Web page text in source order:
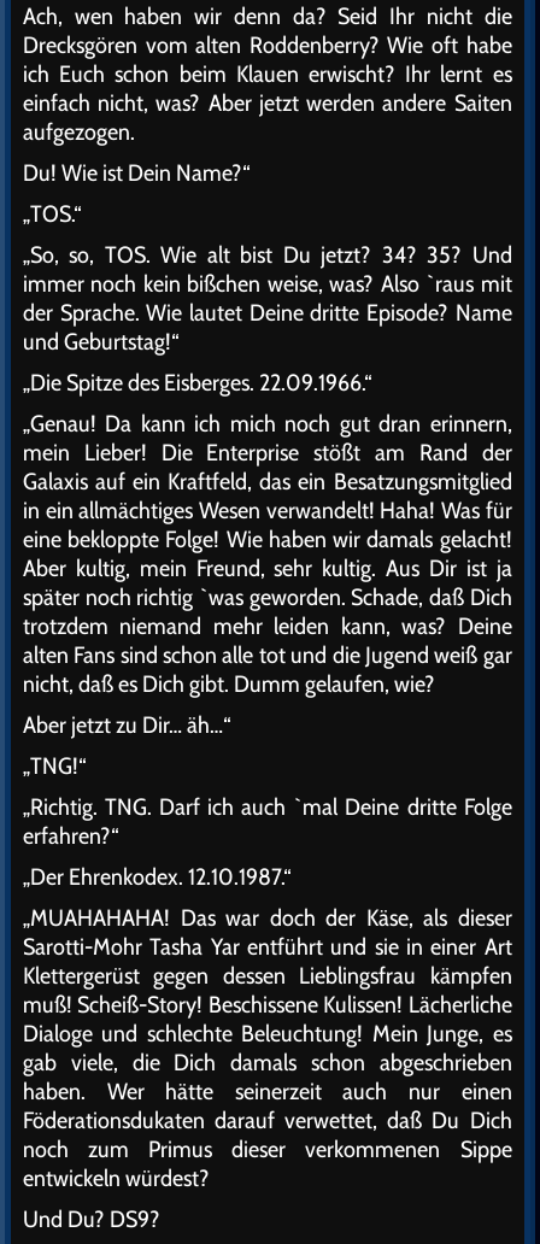
Ach, wen haben wir denn da? Seid Ihr nicht die
Drecksgören vom alten Roddenberry? Wie oft habe
ich Euch schon beim Klauen erwischt? Ihr lernt es
einfach nicht, was? Aber jetzt werden andere Saiten
aufgezogen.
Du! Wie ist Dein Name?“
„TOS.“
„So, so, TOS. Wie alt bist Du jetzt? 34? 35? Und
immer noch kein bißchen weise, was? Also `raus mit
der Sprache. Wie lautet Deine dritte Episode? Name
und Geburtstag!“
„Die Spitze des Eisberges. 22.09.1966.“
„Genau! Da kann ich mich noch gut dran erinnern,
mein Lieber! Die Enterprise stößt am Rand der
Galaxis auf ein Kraftfeld, das ein Besatzungsmitglied
in ein allmächtiges Wesen verwandelt! Haha! Was für
eine bekloppte Folge! Wie haben wir damals gelacht!
Aber kultig, mein Freund, sehr kultig. Aus Dir ist ja
später noch richtig `was geworden. Schade, daß Dich
trotzdem niemand mehr leiden kann, was? Deine
alten Fans sind schon alle tot und die Jugend weiß gar
nicht, daß es Dich gibt. Dumm gelaufen, wie?
Aber jetzt zu Dir… äh…“
„TNG!“
„Richtig. TNG. Darf ich auch `mal Deine dritte Folge
erfahren?“
„Der Ehrenkodex. 12.10.1987.“
„MUAHAHAHA! Das war doch der Käse, als dieser
Sarotti-Mohr Tasha Yar entführt und sie in einer Art
Klettergerüst gegen dessen Lieblingsfrau kämpfen
muß! Scheiß-Story! Beschissene Kulissen! Lächerliche
Dialoge und schlechte Beleuchtung! Mein Junge, es
gab viele, die Dich damals schon abgeschrieben
haben. Wer hätte seinerzeit auch nur einen
Föderationsdukaten darauf verwettet, daß Du Dich
noch zum Primus dieser verkommenen Sippe
entwickeln würdest?
Und Du? DS9?